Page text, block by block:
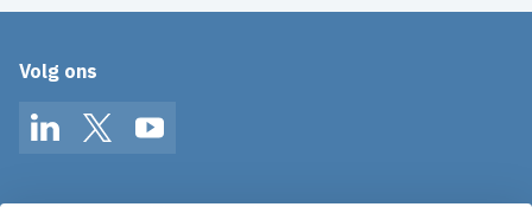
Volg ons
LinkedInTwitterYouTube